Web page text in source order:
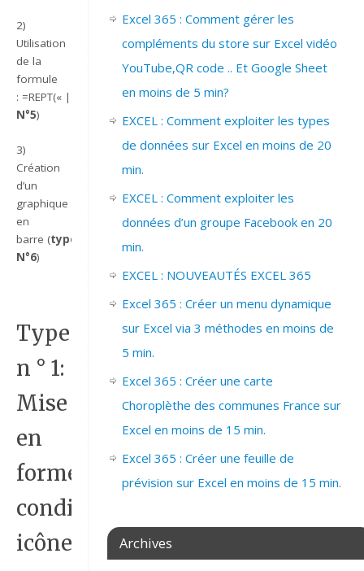
2)
Utilisation
de la
formule
: =REPT(« | »;C5*50) (type
N°5)
3)
Création
d’un
graphique
en
barre (type
N°6)
Type
n ° 1:
Mise
en
forme
conditionnelle
icônes
Excel 365 : Comment gérer les
compléments du store sur Excel vidéo
YouTube,QR code .. Et Google Sheet
en moins de 5 min?
EXCEL : Comment exploiter les types
de données sur Excel en moins de 20
min.
EXCEL : Comment exploiter les
données d’un groupe Facebook en 20
min.
EXCEL : NOUVEAUTÉS EXCEL 365
Excel 365 : Créer un menu dynamique
sur Excel via 3 méthodes en moins de
5 min.
Excel 365 : Créer une carte
Choroplèthe des communes France sur
Excel en moins de 15 min.
Excel 365 : Créer une feuille de
prévision sur Excel en moins de 15 min.
Archives